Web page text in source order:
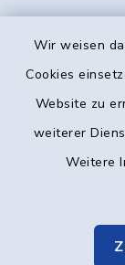
Wir weisen
Cookies
Website zu
weiterer
Weitere